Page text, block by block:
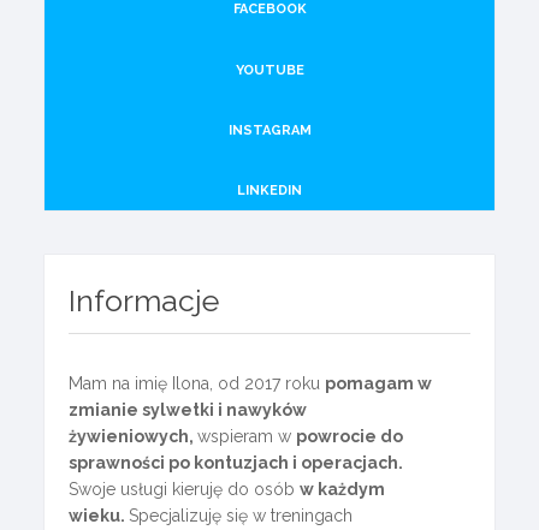
FACEBOOK
YOUTUBE
INSTAGRAM
LINKEDIN
Informacje
Mam na imię Ilona, od 2017 roku pomagam w
zmianie sylwetki i nawyków
żywieniowych,wspieram w powrocie do
sprawności po kontuzjach i operacjach.
Swoje usługi kieruję do osóbw każdym
wieku. Specjalizuję się w treningach